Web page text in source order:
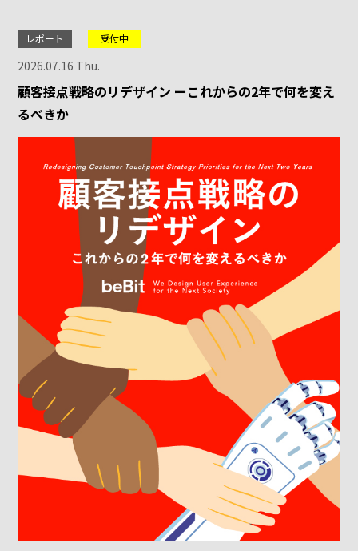
レポート 受付中
2026.07.16 Thu.
顧客接点戦略のリデザイン ーこれからの2年で何を変え
るべきか